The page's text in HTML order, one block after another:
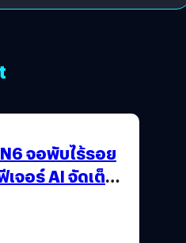
จอพับไร้รอย
จอร์ AI จัดเต็ม